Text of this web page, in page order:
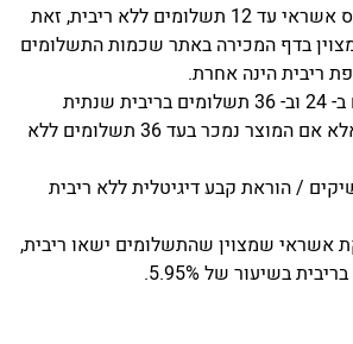
ניתן לשלם בכרטיס אשראי עד 12 תשלומים ללא ריבית, זאת
בדף המכירה באתר שכמות התשלומים
ריבית הינה אחרת.
בנוסף, ניתן לשלם ב- 24 וב- 36 תשלומים בריבית שנתית
בשיעור של 5.95% (אלא אם המוצר נמכר בעד 36 תשלומים ללא
לשלם עד 6 שיקים / הוראת קבע דיגיטלית ללא ריבית
אשראי שמצוין שהתשלומים ישאו ריבית,
בשיעור של 5.95%.